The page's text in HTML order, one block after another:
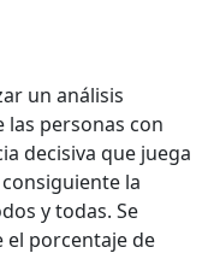
un análisis
las personas con
decisiva que juega
la
y todas. Se
el porcentaje de